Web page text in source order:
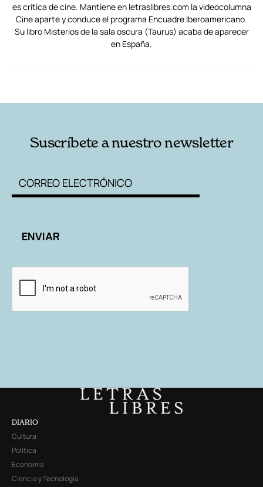
es crítica de cine. Mantiene en letraslibres.com la videocolumna
Cine aparte y conduce el programa Encuadre Iberoamericano.
Su libro Misterios de la sala oscura (Taurus) acaba de aparecer
en España.
Suscríbete a nuestro newsletter
DIARIO
Cultura
Política
Economía
Ciencia y Tecnología